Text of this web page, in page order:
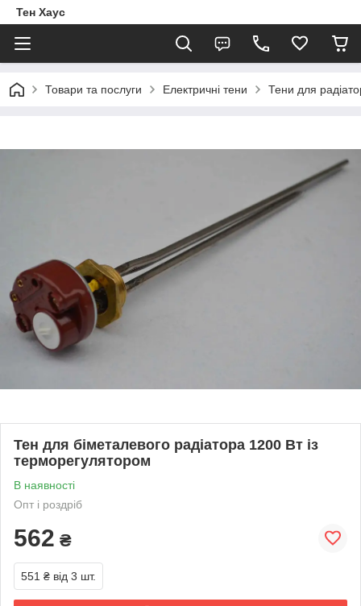
Тен Хаус
Товари та послуги Електричні тени Тени для
Тен для біметалевого радіатора 1200 Вт із
терморегулятором
В наявності
Опт і роздріб
562 ₴
551 ₴ від 3 шт.